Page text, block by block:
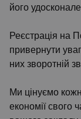
його
Реєстрація на
привернути
них зворотній
Ми цінуємо
економії свого